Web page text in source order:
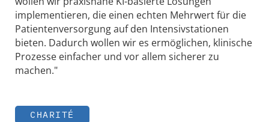
implementieren, die einen echten Mehrwert für die
Patientenversorgung auf den Intensivstationen
bieten. Dadurch wollen wir es ermöglichen, klinische
Prozesse einfacher und vor allem sicherer zu
machen."
CHARITÉ